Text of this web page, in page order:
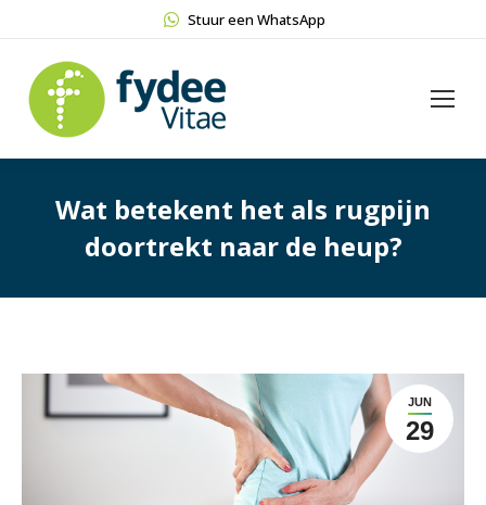
Stuur een WhatsApp
Wat betekent het als rugpijn
doortrekt naar de heup?
JUN
29